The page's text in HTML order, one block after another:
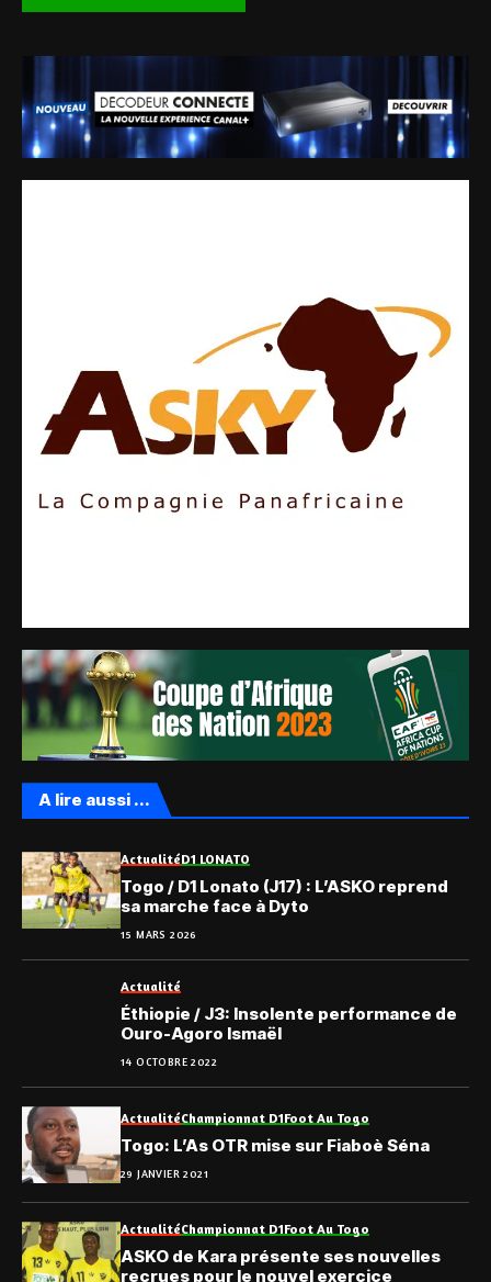
A lire aussi ...
ActualitéD1 LONATO
Togo / D1 Lonato (J17) : L’ASKO reprend
sa marche face à Dyto
15 MARS 2026
Actualité
Éthiopie / J3: Insolente performance de
Ouro-Agoro Ismaël
14 OCTOBRE 2022
ActualitéChampionnat D1Foot Au Togo
Togo: L’As OTR mise sur Fiaboè Séna
29 JANVIER 2021
ActualitéChampionnat D1Foot Au Togo
ASKO de Kara présente ses nouvelles
recrues pour le nouvel exercice